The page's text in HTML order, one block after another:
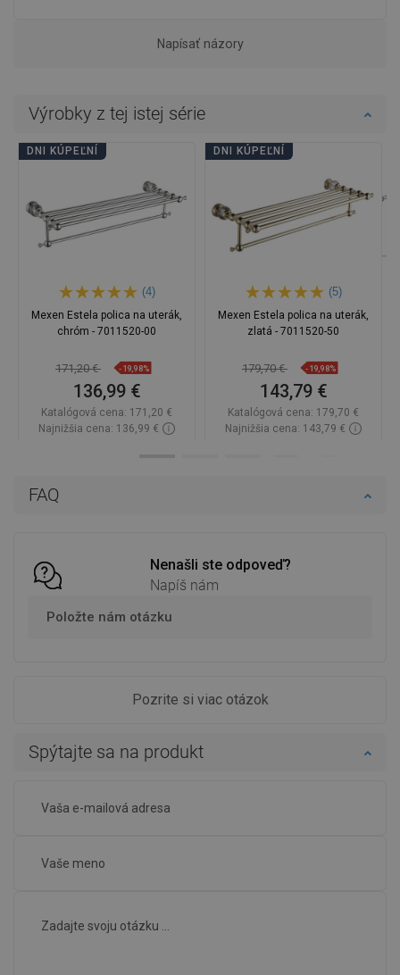
FAQ
Nenašli ste odpoveď?
Napíš nám
Položte nám otázku
Pozrite si viac otázok
Napísať názory
Spýtajte sa na produkt
Výrobky z tej istej série
DNI KÚPEĽNÍ
(4)
Mexen Estela polica na uterák,
chróm - 7011520-00
171,20 € -19,98%
136,99 €
Katalógová cena: 171,20 €
Najnižšia cena: 136,99 €
DNI KÚPEĽNÍ
(5)
Mexen Estela polica na uterák,
zlatá - 7011520-50
179,70 € -19,98%
143,79 €
Katalógová cena: 179,70 €
Najnižšia cena: 143,79 €